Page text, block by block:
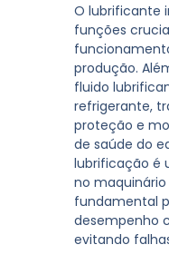
O lubrificante
funções
produção.
fluido
refrigerante,
proteção e
de saúde do
lubrificação é
no maquinário
fundamental
desempenho
evitando